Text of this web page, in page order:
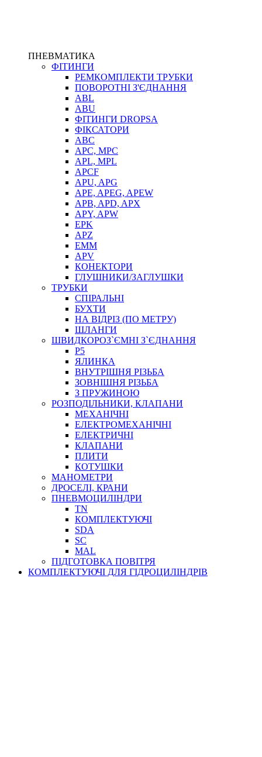
ПНЕВМАТИКА
ФІТИНГИ
РЕМКОМПЛЕКТИ ТРУБКИ
ПОВОРОТНІ З'ЄДНАННЯ
ABL
ABU
ФІТИНГИ DROPSA
ФІКСАТОРИ
ABC
APC, MPC
APL, MPL
APCF
APU, APG
APE, APEG, APEW
APB, APD, APX
APY, APW
EPK
APZ
EMM
APV
КОНЕКТОРИ
ГЛУШНИКИ/ЗАГЛУШКИ
ТРУБКИ
СПІРАЛЬНІ
БУХТИ
НА ВІДРІЗ (ПО МЕТРУ)
ШЛАНГИ
ШВИДКОРОЗ`ЄМНІ З`ЄДНАННЯ
P5
ЯЛИНКА
ВНУТРІШНЯ РІЗЬБА
ЗОВНІШНЯ РІЗЬБА
З ПРУЖИНОЮ
РОЗПОДІЛЬНИКИ, КЛАПАНИ
МЕХАНІЧНІ
ЕЛЕКТРОМЕХАНІЧНІ
ЕЛЕКТРИЧНІ
КЛАПАНИ
ПЛИТИ
КОТУШКИ
МАНОМЕТРИ
ДРОСЕЛІ, КРАНИ
ПНЕВМОЦИЛІНДРИ
TN
КОМПЛЕКТУЮЧІ
SDA
SC
MAL
ПІДГОТОВКА ПОВІТРЯ
КОМПЛЕКТУЮЧІ ДЛЯ ГІДРОЦИЛІНДРІВ